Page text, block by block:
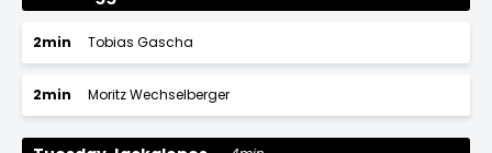
2min Tobias Gascha
2min Moritz Wechselberger